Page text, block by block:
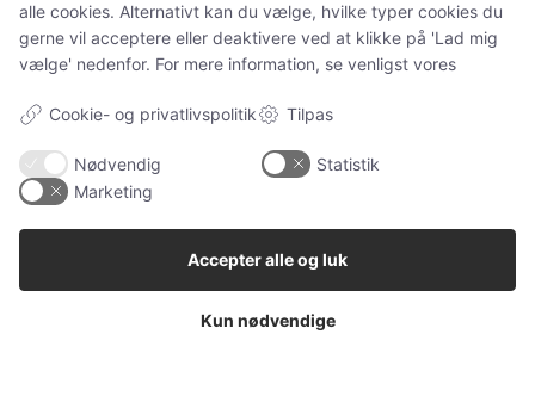
Petguide - hjemstedet for nyttige artikler om kæledyr
NAVIGATION
Alle
Ugens kæledyr
Hunde
alle cookies. Alternativt kan du vælge, hvilke typer cookies du
gerne vil acceptere eller deaktivere ved at klikke på 'Lad mig
vælge' nedenfor. For mere information, se venligst vores
Cookie- og privatlivspolitik Tilpas
Nødvendig
Statistik
Marketing
Kun nødvendige
Accepter alle og luk